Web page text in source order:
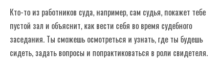
Кто-то из работников суда, например, сам судья, покажет тебе
пустой зал и объяснит, как вести себя во время судебного
заседания. Ты сможешь осмотреться и узнать, где ты будешь
сидеть, задать вопросы и попрактиковаться в роли свидетеля.